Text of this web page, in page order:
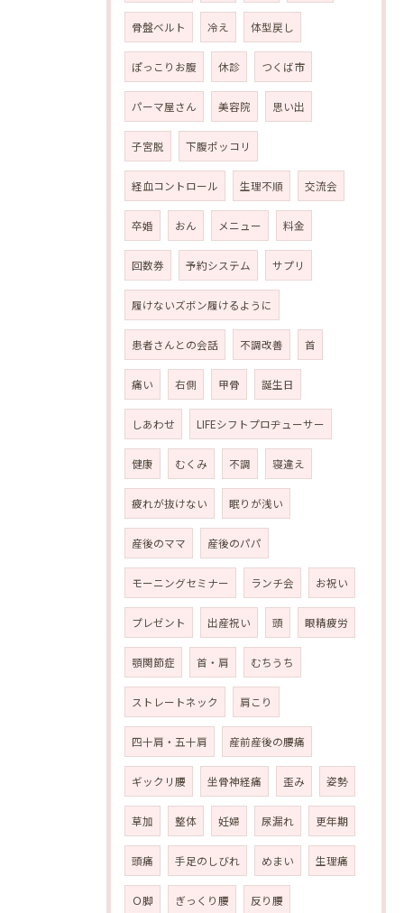
骨盤ベルト 冷え 体型戻し
ぽっこりお腹 休診 つくば市
パーマ屋さん 美容院 思い出
子宮脱 下腹ポッコリ
経血コントロール 生理不順 交流会
卒婚 おん メニュー 料金
回数券 予約システム サプリ
履けないズボン履けるように
患者さんとの会話 不調改善 首
痛い 右側 甲骨 誕生日
しあわせ LIFEシフトプロヂューサー
健康 むくみ 不調 寝違え
疲れが抜けない 眠りが浅い
産後のママ 産後のパパ
モーニングセミナー ランチ会 お祝い
プレゼント 出産祝い 頭 眼精疲労
顎関節症 首・肩 むちうち
ストレートネック 肩こり
四十肩・五十肩 産前産後の腰痛
ギックリ腰 坐骨神経痛 歪み 姿勢
草加 整体 妊婦 尿漏れ 更年期
頭痛 手足のしびれ めまい 生理痛
Ｏ脚 ぎっくり腰 反り腰